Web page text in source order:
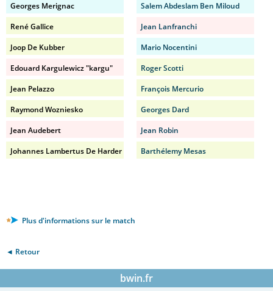
Georges Merignac
René Gallice
Joop De Kubber
Edouard Kargulewicz "kargu"
Jean Pelazzo
Raymond Wozniesko
Jean Audebert
Johannes Lambertus De Harder
Salem Abdeslam Ben Miloud
Jean Lanfranchi
Mario Nocentini
Roger Scotti
François Mercurio
Georges Dard
Jean Robin
Barthélemy Mesas
Plus d'informations sur le match
◄ Retour
bwin.fr